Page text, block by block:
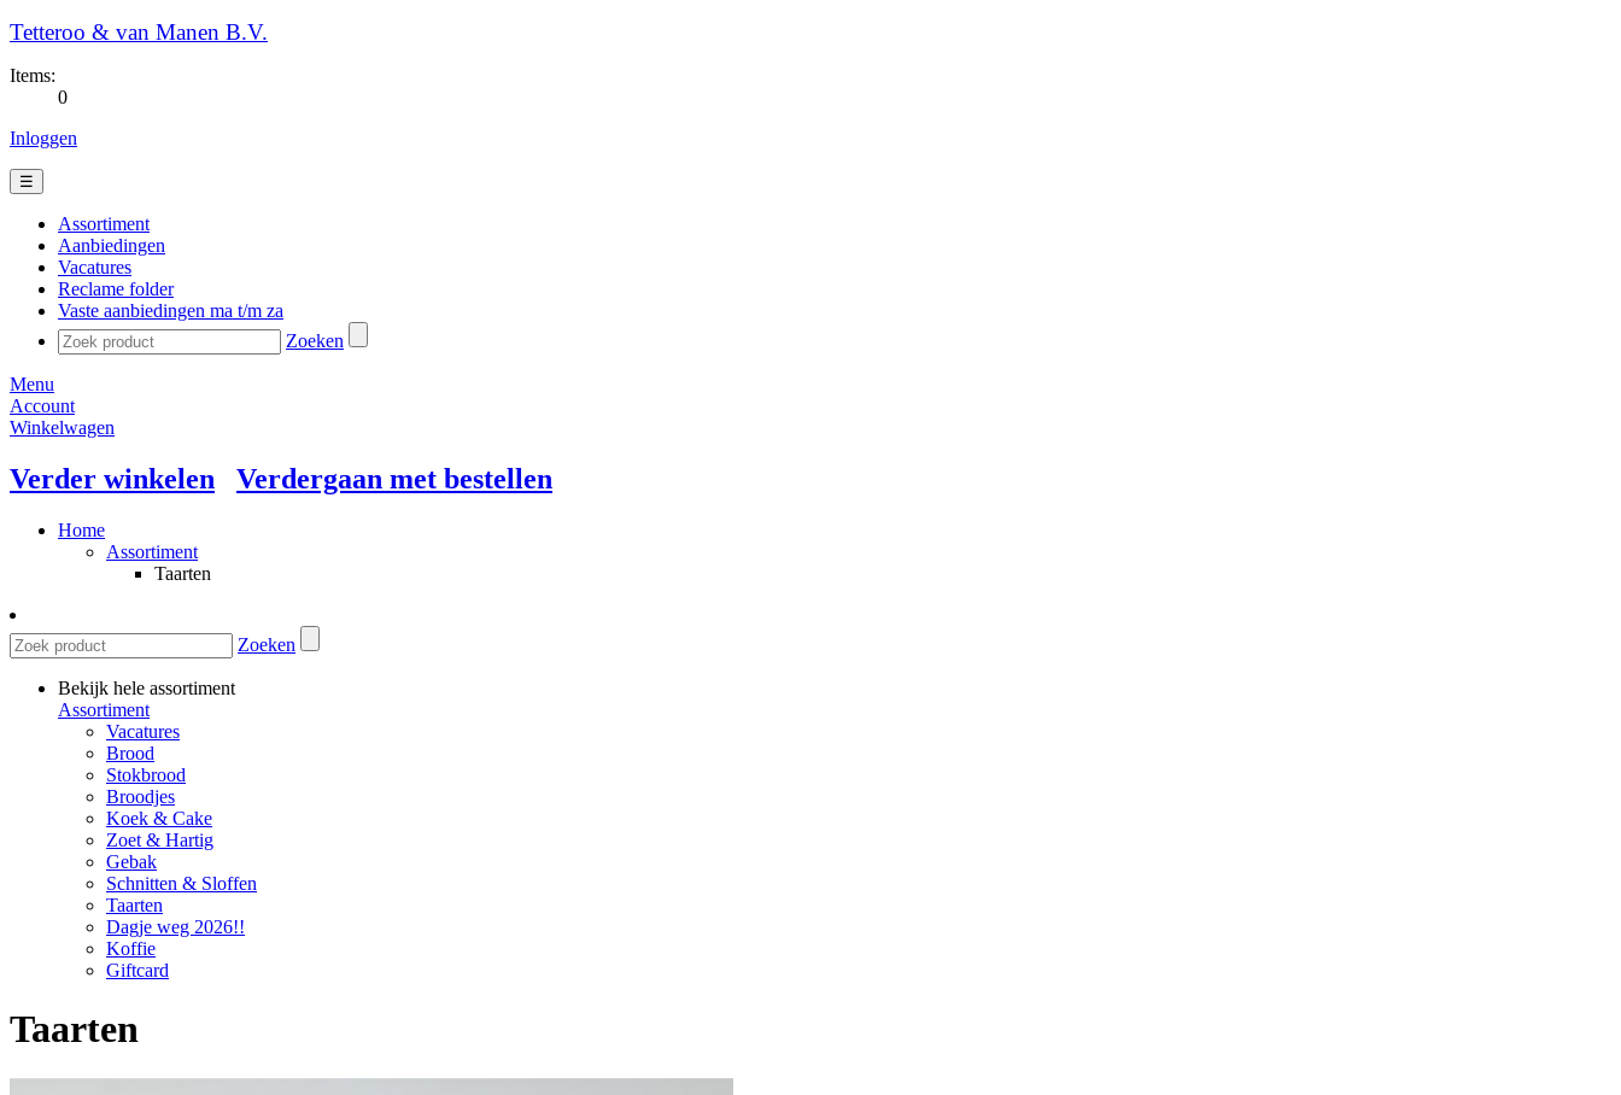
Tetteroo & van Manen B.V.
Items:
0
Inloggen
☰
Assortiment
Aanbiedingen
Vacatures
Reclame folder
Vaste aanbiedingen ma t/m za
Zoeken
Menu
Account
Winkelwagen
Verder winkelen Verdergaan met bestellen
Home
Assortiment
Taarten
Zoeken
Bekijk hele assortiment
Assortiment
Vacatures
Brood
Stokbrood
Broodjes
Koek & Cake
Zoet & Hartig
Gebak
Schnitten & Sloffen
Taarten
Dagje weg 2026!!
Koffie
Giftcard
Taarten